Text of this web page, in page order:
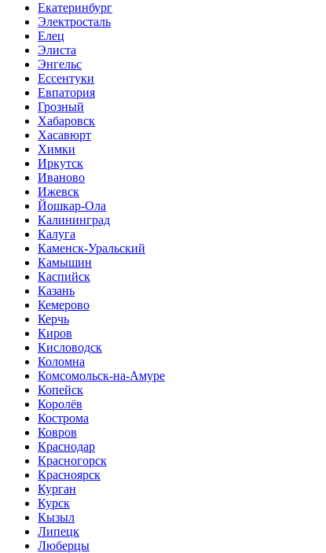
Екатеринбург
Электросталь
Елец
Элиста
Энгельс
Ессентуки
Евпатория
Грозный
Хабаровск
Хасавюрт
Химки
Иркутск
Иваново
Ижевск
Йошкар-Ола
Калининград
Калуга
Каменск-Уральский
Камышин
Каспийск
Казань
Кемерово
Керчь
Киров
Кисловодск
Коломна
Комсомольск-на-Амуре
Копейск
Королёв
Кострома
Ковров
Краснодар
Красногорск
Красноярск
Курган
Курск
Кызыл
Липецк
Люберцы